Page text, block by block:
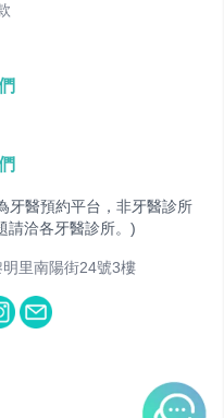
牙醫預約平台，非牙醫診所
請洽各牙醫診所。)
里南陽街24號3樓